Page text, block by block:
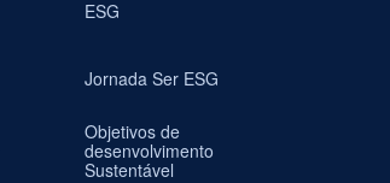
ESG
Jornada Ser ESG
Objetivos de
desenvolvimento
Sustentável